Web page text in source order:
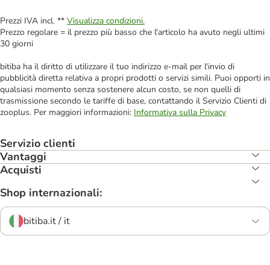
Prezzi IVA incl. ** Visualizza condizioni.
Prezzo regolare = il prezzo più basso che l'articolo ha avuto negli ultimi
30 giorni
bitiba ha il diritto di utilizzare il tuo indirizzo e-mail per l'invio di
pubblicità diretta relativa a propri prodotti o servizi simili. Puoi opporti in
qualsiasi momento senza sostenere alcun costo, se non quelli di
trasmissione secondo le tariffe di base, contattando il Servizio Clienti di
zooplus. Per maggiori informazioni: Informativa sulla Privacy
Servizio clienti
Vantaggi
Acquisti
Shop internazionali:
bitiba.it / it